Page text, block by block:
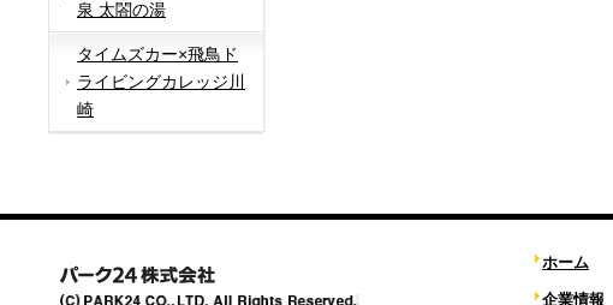
泉 太閤の湯
タイムズカー×飛鳥ド
ライビングカレッジ川
崎
ホーム
企業情報